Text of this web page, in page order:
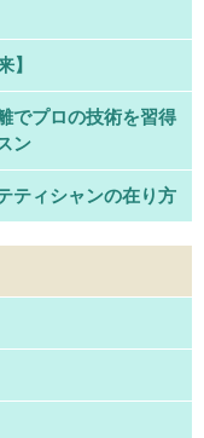
】
でプロの技術を習得
ン
ティシャンの在り方